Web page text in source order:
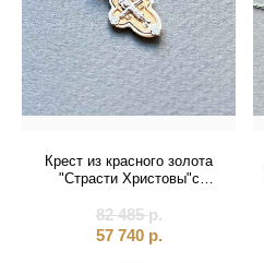
Крест из красного золота
"Страсти Христовы"с
82 485р.
57 740 р.